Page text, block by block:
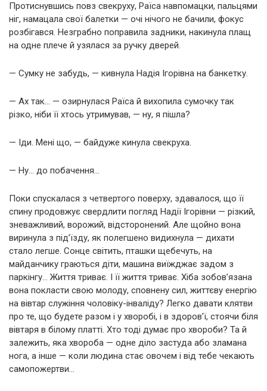
Протиснувшись повз свекруху, Раїса навпомацки, пальцями
ніг, намацала свої балетки — очі нічого не бачили, фокус
розбігався. Незграбно поправила задники, накинула плащ
на одне плече й узялася за ручку дверей.
— Сумку не забудь, — кивнула Надія Ігорівна на банкетку.
— Ах так… — озирнулася Раїса й вихопила сумочку так
різко, ніби її хтось утримував, — ну, я пішла?
— Іди. Мені що, — байдуже кинула свекруха.
— Ну… до побачення…
Поки спускалася з четвертого поверху, здавалося, що її
спину продовжує свердлити погляд Надії Ігорівни — різкий,
зневажливий, ворожий, відсторонений. Але щойно вона
виринула з під’їзду, як полегшено видихнула — дихати
стало легше. Сонце світить, пташки щебечуть, на
майданчику граються діти, машина виїжджає задом з
паркінгу… Життя триває. І її життя триває. Хіба зобов’язана
вона покласти свою молоду, сповнену сил, життєву енергію
на вівтар служіння чоловіку-інваліду? Легко давати клятви
про те, що будете разом і у хворобі, і в здоров’ї, стоячи біля
вівтаря в білому платті. Хто тоді думає про хвороби? Та й
залежить, яка хвороба — одне діло застуда або зламана
нога, а інше — коли людина стає овочем і від тебе чекають
самопожертви…